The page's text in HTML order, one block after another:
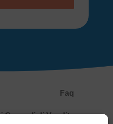
Faq
Generali di Vendita